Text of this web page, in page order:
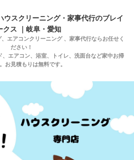
ウスクリーニング・家事代行のブレイ
クス ｜岐阜・愛知
エアコンクリーニング 、家事代行ならお任せく
ださい！
エアコン、浴室、トイレ、洗面台など家中お掃
お見積もりは無料です。